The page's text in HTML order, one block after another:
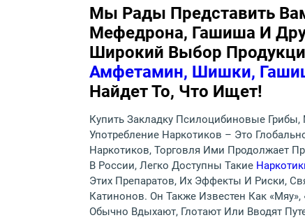
Мы Рады Представить
Мефедрона, Гашиша И
Широкий Выбор
Амфетамин, Шишки,
Найдет То, Что Ищет!
Купить Закладку Псилоцибиновые
Употребление Наркотиков – Это
Наркотиков, Торговля Ими Продолжает
В России, Легко Доступны Такие
Этих Препаратов, Их Эффекты И Риски,
Катинонов. Он Также Известен Как
Обычно Вдыхают, Глотают Или Вводят